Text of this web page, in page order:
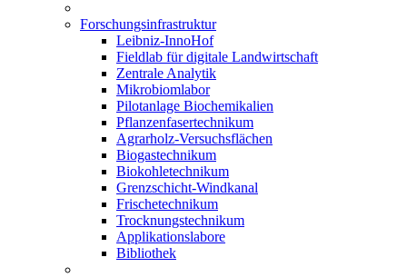
Forschungsinfrastruktur
Leibniz-InnoHof
Fieldlab für digitale Landwirtschaft
Zentrale Analytik
Mikrobiomlabor
Pilotanlage Biochemikalien
Pflanzenfasertechnikum
Agrarholz-Versuchsflächen
Biogastechnikum
Biokohletechnikum
Grenzschicht-Windkanal
Frischetechnikum
Trocknungstechnikum
Applikationslabore
Bibliothek